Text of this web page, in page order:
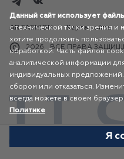
2026 ВСЕ ПРАВА
AR FASHION Карта сайта
Данный сайт использует
с технической точки зрения и
хотите продолжить
обработкой. Часть файлов
аналитической информации
индивидуальных
сбором или отказаться.
всегда можете в своем
Политике
Я